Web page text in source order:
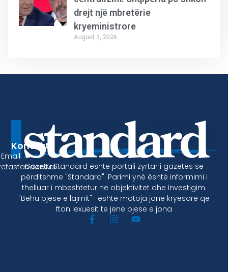
drejt një mbretërie
kryeministrore
August 3, 2026
Gazeta Standard është portali zyrtar i gazetës se
përditshme "Standard". Parimi ynë është informimi i
thelluar i mbeshtetur ne objektivitet dhe investigim.
"Behu pjese e lajmit"- eshte motoja jone kryesore qe
fton lexuesit te jene pjese e jona
Kontakt
Email: